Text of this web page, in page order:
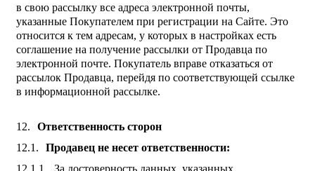
в свою рассылку все адреса электронной почты,
указанные Покупателем при регистрации на Сайте. Это
относится к тем адресам, у которых в настройках есть
соглашение на получение рассылки от Продавца по
электронной почте. Покупатель вправе отказаться от
рассылок Продавца, перейдя по соответствующей ссылке
в информационной рассылке.
Ответственность сторон
Продавец не несет ответственности:
За достоверность данных, указанных